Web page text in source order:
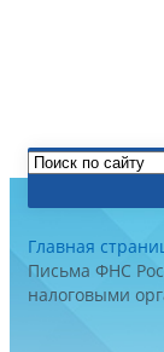
Главная
Письма ФНС
налоговыми